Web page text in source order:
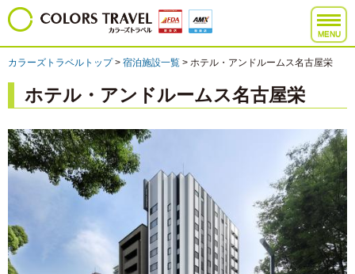
MENU
カラーズトラベルトップ> 宿泊施設一覧 > ホテル・アンドルームス名古屋栄
ホテル・アンドルームス名古屋栄